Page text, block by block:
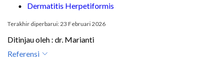
Dermatitis Herpetiformis
Terakhir diperbarui: 23 Februari 2026